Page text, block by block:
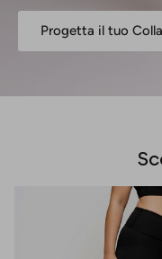
Progetta il tuo